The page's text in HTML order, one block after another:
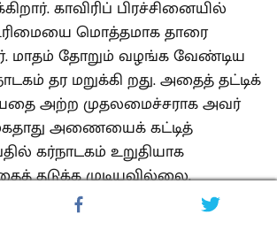
காவிரிப் பிரச்சினையில்
மொத்தமாக தாரை
மாதம் தோறும் வழங்க வேண்டிய
தர மறுக்கி றது. அதைத் தட்டிக்
அற்ற முதலமைச்சராக அவர்
அணையைக் கட்டித்
கர்நாடகம் உறுதியாக
தடுக்க முடியவில்லை.
நிலையில் இருக்கும்